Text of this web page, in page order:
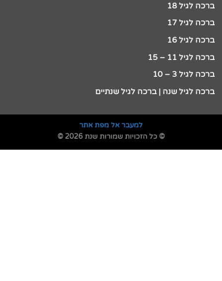
ברכה לגיל 18
ברכה לגיל 17
ברכה לגיל 16
ברכה לגיל 11 – 15
ברכה לגיל 3 – 10
ברכה לגיל שנה | ברכה לגיל שנתיים
למעבר אל מפת אתר
© כל הזכויות שמורות שנת 2026 ©